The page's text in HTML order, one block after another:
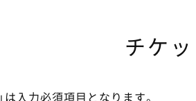
チケ
」は入力必須項目となります。